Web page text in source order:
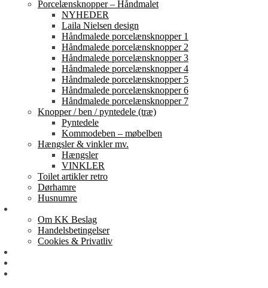
Porcelænsknopper – Håndmalet
NYHEDER
Laila Nielsen design
Håndmalede porcelænsknopper 1
Håndmalede porcelænsknopper 2
Håndmalede porcelænsknopper 3
Håndmalede porcelænsknopper 4
Håndmalede porcelænsknopper 5
Håndmalede porcelænsknopper 6
Håndmalede porcelænsknopper 7
Knopper / ben / pyntedele (træ)
Pyntedele
Kommodeben – møbelben
Hængsler & vinkler mv.
Hængsler
VINKLER
Toilet artikler retro
Dørhamre
Husnumre
Om KK Beslag
Handelsbetingelser
Cookies & Privatliv